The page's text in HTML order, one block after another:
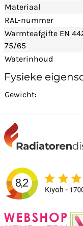
Materiaal
RAL-nummer
Warmteafgifte EN
75/65
Waterinhoud
Fysieke
Gewicht: